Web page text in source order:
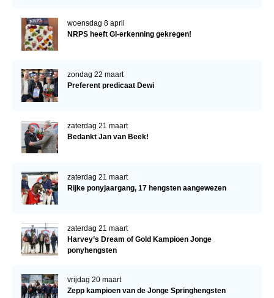
woensdag 8 april
NRPS heeft GI-erkenning gekregen!
zondag 22 maart
Preferent predicaat Dewi
zaterdag 21 maart
Bedankt Jan van Beek!
zaterdag 21 maart
Rijke ponyjaargang, 17 hengsten aangewezen
zaterdag 21 maart
Harvey’s Dream of Gold Kampioen Jonge
ponyhengsten
vrijdag 20 maart
Zepp kampioen van de Jonge Springhengsten